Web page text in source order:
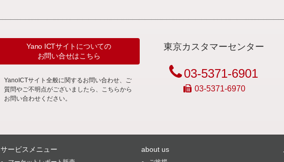
Yano ICTサイトについての
お問い合せはこちら
YanoICTサイト全般に関するお問い合わせ、ご
質問やご不明点がございましたら、こちらから
お問い合わせください。
東京カスタマーセンター
03-5371-6901
03-5371-6970
サービスメニュー about us